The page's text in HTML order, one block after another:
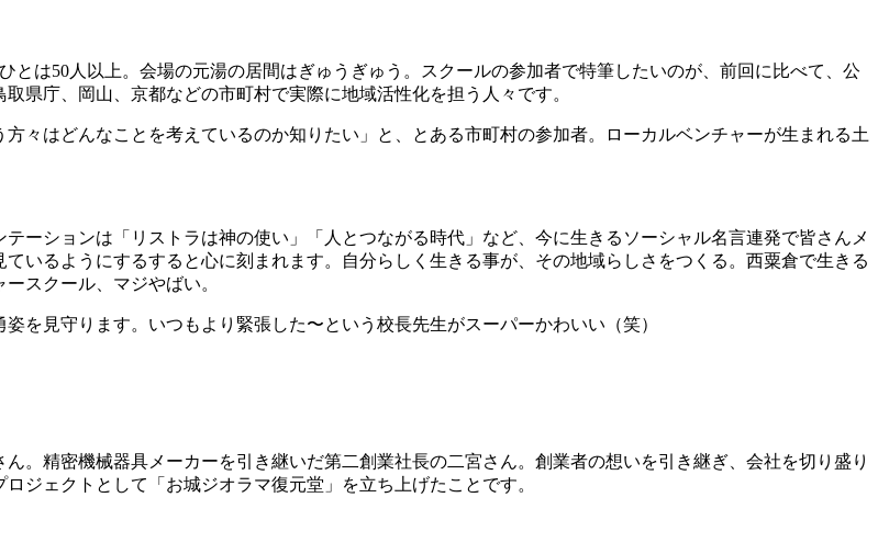
は50人以上。会場の元湯の居間はぎゅうぎゅう。スクールの参加者で特筆したいのが、前回に比べて、公
県庁、岡山、京都などの市町村で実際に地域活性化を担う人々です。
々はどんなことを考えているのか知りたい」と、とある市町村の参加者。ローカルベンチャーが生まれる土
ーションは「リストラは神の使い」「人とつながる時代」など、今に生きるソーシャル名言連発で皆さんメ
いるようにするすると心に刻まれます。自分らしく生きる事が、その地域らしさをつくる。西粟倉で生きる
スクール、マジやばい。
見守ります。いつもより緊張した〜という校長先生がスーパーかわいい（笑）
。精密機械器具メーカーを引き継いだ第二創業社長の二宮さん。創業者の想いを引き継ぎ、会社を切り盛り
ジェクトとして「お城ジオラマ復元堂」を立ち上げたことです。